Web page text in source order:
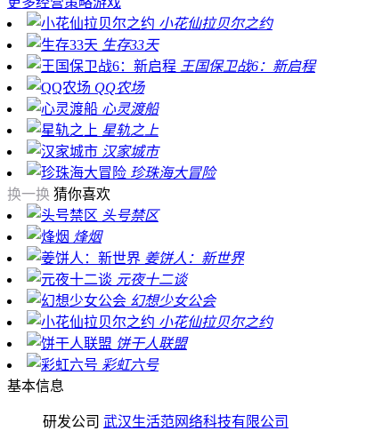
小花仙拉贝尔之约
生存33天
王国保卫战6：新启程
QQ农场
心灵渡船
星轨之上
汉家城市
珍珠海大冒险
换一换 猜你喜欢
头号禁区
烽烟
姜饼人：新世界
元夜十二谈
幻想少女公会
小花仙拉贝尔之约
饼干人联盟
彩虹六号
基本信息
研发公司 武汉生活范网络科技有限公司